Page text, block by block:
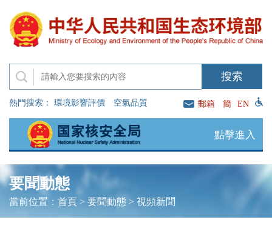
熱門搜索： 環境影響評價 空氣品質 郵箱 簡 EN
點擊進入
要聞動態
當前位置： 首頁> 要聞動態> 視頻新聞